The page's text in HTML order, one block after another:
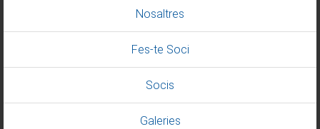
Nosaltres
Fes-te Soci
Socis
Galeries